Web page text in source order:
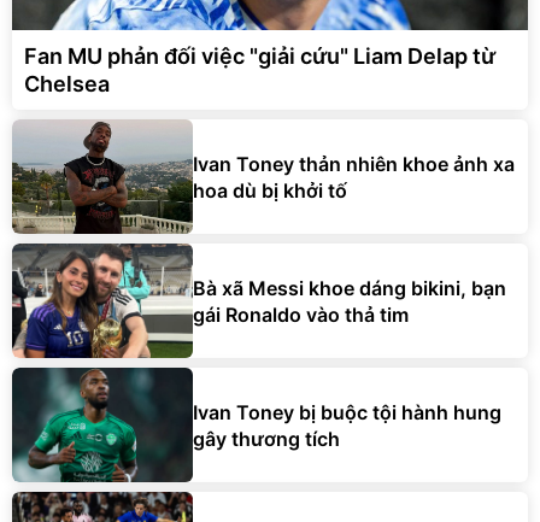
Fan MU phản đối việc "giải cứu" Liam Delap từ
Chelsea
Ivan Toney thản nhiên khoe ảnh xa
hoa dù bị khởi tố
Bà xã Messi khoe dáng bikini, bạn
gái Ronaldo vào thả tim
Ivan Toney bị buộc tội hành hung
gây thương tích